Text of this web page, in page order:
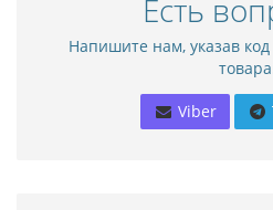
Есть
Напишите нам, указав
Viber